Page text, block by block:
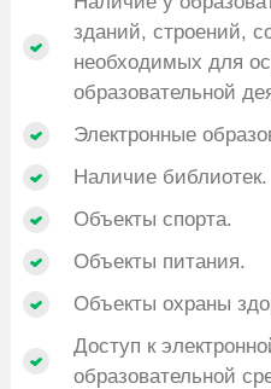
зданий, строений,
необходимых для
образовательной
Электронные
Наличие библиотек.
Объекты спорта.
Объекты питания.
Объекты охраны
Доступ к
образовательной